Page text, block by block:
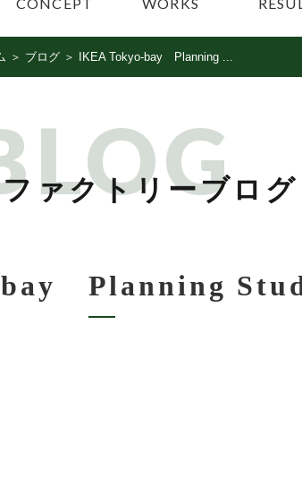
＞ ブログ ＞ IKEA Tokyo-bay Planning ...
ァクトリーブログ
Planning